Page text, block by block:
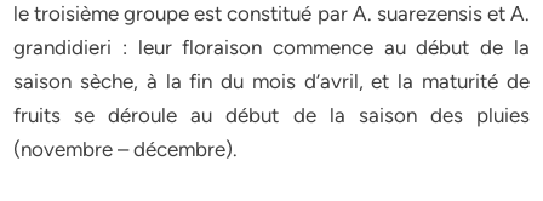
le troisième groupe est constitué par A. suarezensis et A.
grandidieri : leur floraison commence au début de la
saison sèche, à la fin du mois d’avril, et la maturité de
fruits se déroule au début de la saison des pluies
(novembre – décembre).